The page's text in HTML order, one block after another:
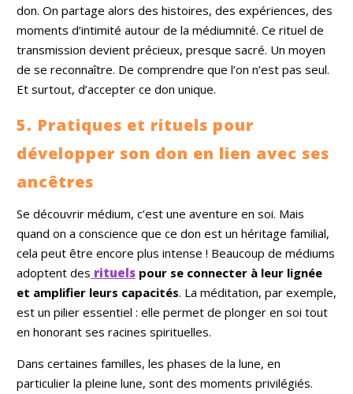
don. On partage alors des histoires, des expériences, des
moments d’intimité autour de la médiumnité. Ce rituel de
transmission devient précieux, presque sacré. Un moyen
de se reconnaître. De comprendre que l’on n’est pas seul.
Et surtout, d’accepter ce don unique.
5. Pratiques et rituels pour
développer son don en lien avec ses
ancêtres
Se découvrir médium, c’est une aventure en soi. Mais
quand on a conscience que ce don est un héritage familial,
cela peut être encore plus intense ! Beaucoup de médiums
adoptent des rituels pour se connecter à leur lignée
et amplifier leurs capacités. La méditation, par exemple,
est un pilier essentiel : elle permet de plonger en soi tout
en honorant ses racines spirituelles.
Dans certaines familles, les phases de la lune, en
particulier la pleine lune, sont des moments privilégiés.